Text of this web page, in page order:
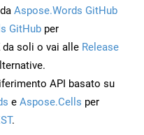
Aspose.Words GitHub
GitHub per
da soli o vai alle Release
API basato su
e Aspose.Cells per
.